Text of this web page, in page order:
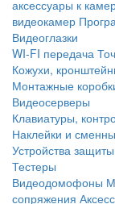
аксессуары к
видеокамер
Видеоглазки
WI-FI передача
Кожухи,
Монтажные
Видеосерверы
Клавиатуры,
Наклейки и
Устройства
Тестеры
Видеодомофоны
сопряжения